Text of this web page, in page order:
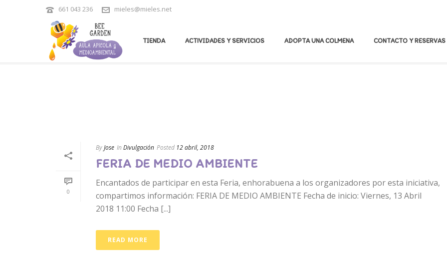
661 043 236 mieles@mieles.net
TIENDA ACTIVIDADES Y SERVICIOS ADOPTA UNA COLMENA CONTACTO Y RESERVAS
ARCHIVES
Tag Archives for: "feria"
0
ByJose In Divulgación Posted 12 abril, 2018
FERIA DE MEDIO AMBIENTE
Encantados de participar en esta Feria, enhorabuena a los organizadores por esta iniciativa,
compartimos información: FERIA DE MEDIO AMBIENTE Fecha de inicio: Viernes, 13 Abril
2018 11:00 Fecha [...]
READ MORE